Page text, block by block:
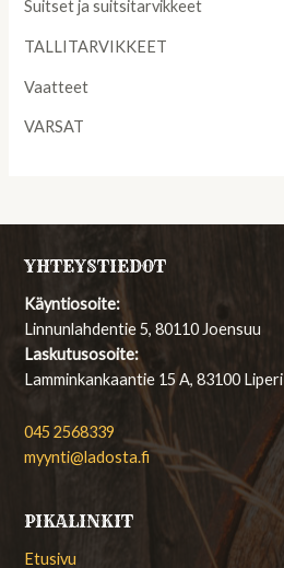
Suitset ja suitsitarvikkeet
TALLITARVIKKEET
Vaatteet
VARSAT
YHTEYSTIEDOT
Käyntiosoite:
Linnunlahdentie 5, 80110 Joensuu
Laskutusosoite:
Lamminkankaantie 15 A, 83100 Liperi
045 2568339
myynti@ladosta.fi
PIKALINKIT
Etusivu